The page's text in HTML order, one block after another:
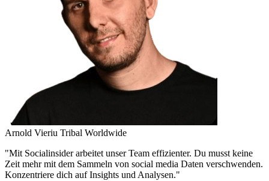
Arnold Vieriu Tribal Worldwide
"Mit Socialinsider arbeitet unser Team effizienter. Du musst keine
Zeit mehr mit dem Sammeln von social media Daten verschwenden.
Konzentriere dich auf Insights und Analysen."